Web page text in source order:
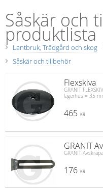
Såskär och
produktlista
Lantbruk, Trädgård och skog
Såskär och tillbehör
Flexskiva
GRANIT
lagerhus = 35
465 KR
GRANIT
GRANIT
176 KR